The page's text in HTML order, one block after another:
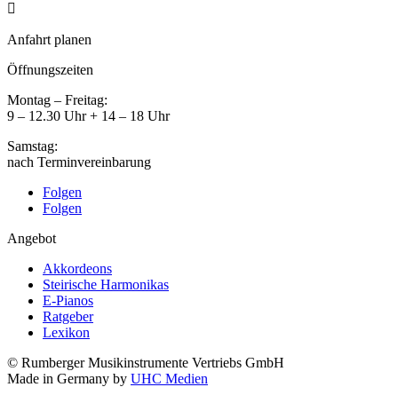

Anfahrt planen
Öffnungszeiten
Montag – Freitag:
9 – 12.30 Uhr + 14 – 18 Uhr
Samstag:
nach Terminvereinbarung
Folgen
Folgen
Angebot
Akkordeons
Steirische Harmonikas
E-Pianos
Ratgeber
Lexikon
© Rumberger Musikinstrumente Vertriebs GmbH
Made in Germany by UHC Medien